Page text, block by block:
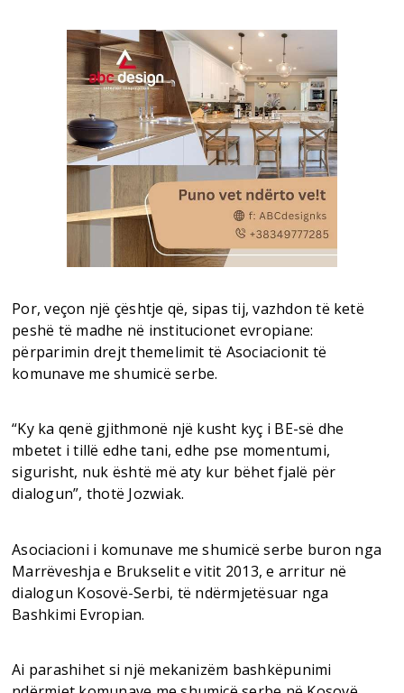
Por, veçon një çështje që, sipas tij, vazhdon të ketë
peshë të madhe në institucionet evropiane:
përparimin drejt themelimit të Asociacionit të
komunave me shumicë serbe.
“Ky ka qenë gjithmonë një kusht kyç i BE-së dhe
mbetet i tillë edhe tani, edhe pse momentumi,
sigurisht, nuk është më aty kur bëhet fjalë për
dialogun”, thotë Jozwiak.
Asociacioni i komunave me shumicë serbe buron nga
Marrëveshja e Brukselit e vitit 2013, e arritur në
dialogun Kosovë-Serbi, të ndërmjetësuar nga
Bashkimi Evropian.
Ai parashihet si një mekanizëm bashkëpunimi